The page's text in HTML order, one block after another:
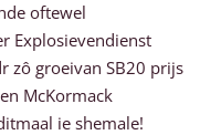
oftewel
Explosievendienst
zô groeivan SB20 prijs
McKormack
ie shemale!